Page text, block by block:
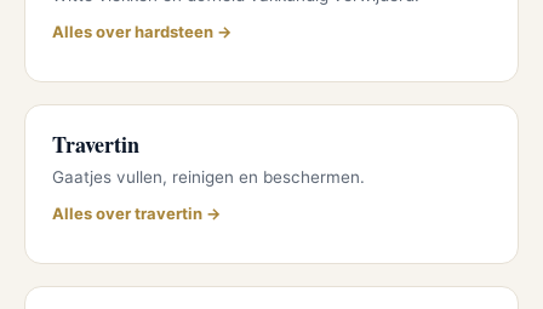
Alles over hardsteen →
Travertin
Gaatjes vullen, reinigen en beschermen.
Alles over travertin →